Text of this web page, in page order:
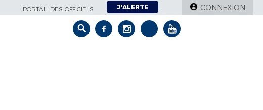
PORTAIL DES OFFICIELS J'ALERTE CONNEXION